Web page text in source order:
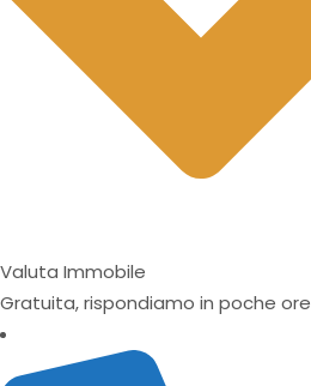
Valuta Immobile
Gratuita, rispondiamo in poche ore